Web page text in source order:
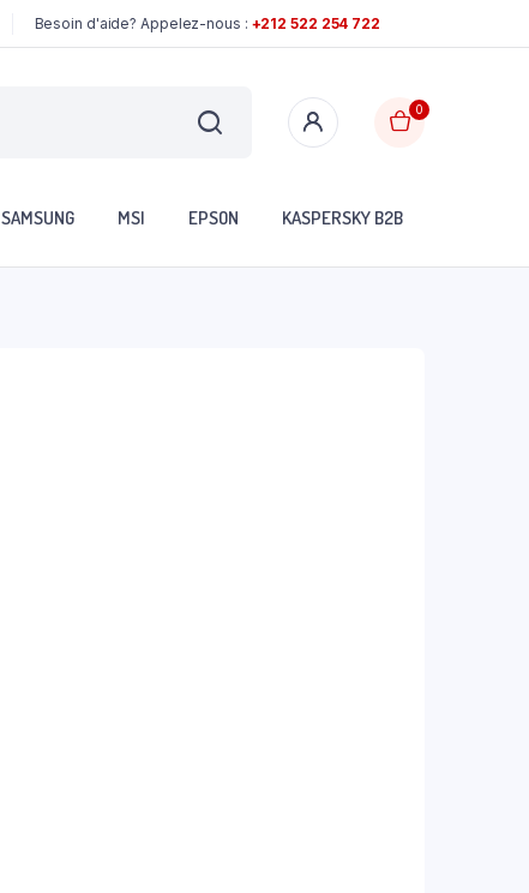
Besoin d'aide? Appelez-nous : +212 522 254 722
0
SAMSUNG MSI EPSON KASPERSKY B2B